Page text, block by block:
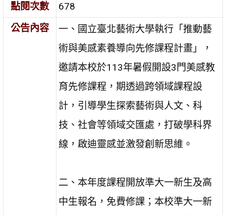
點閱次數
678
公告內容
一、國立臺北藝術大學執行「推動藝
術與美感素養導向先修課程計畫」，
邀請本校於113年暑假開設3門美感教
育先修課程，期透過跨領域課程設
計，引導學生探索藝術與人文、科
技、社會等領域交匯處，打破學科界
線，啟迪靈感並激發創新思維。
二、本年度課程開放準大一新生及高
中生報名，免費修課；本校準大一新